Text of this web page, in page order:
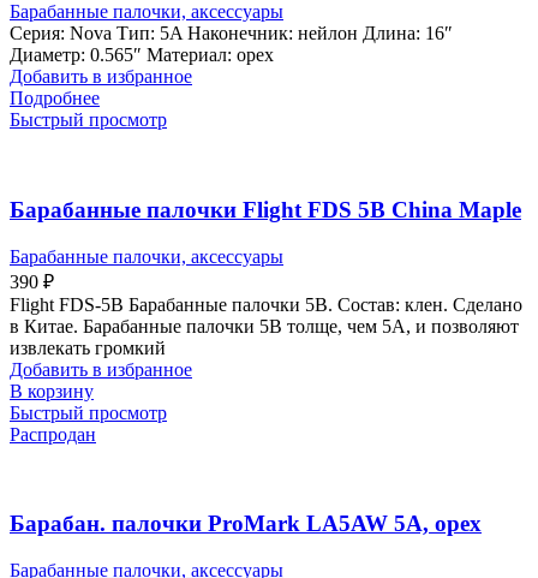
Барабанные палочки, аксессуары
Серия: Nova Тип: 5A Наконечник: нейлон Длина: 16″
Диаметр: 0.565″ Материал: орех
Добавить в избранное
Подробнее
Быстрый просмотр
Барабанные палочки Flight FDS 5B China Maple
Барабанные палочки, аксессуары
390 ₽
Flight FDS-5B Барабанные палочки 5B. Состав: клен. Сделано
в Китае. Барабанные палочки 5B толще, чем 5A, и позволяют
извлекать громкий
Добавить в избранное
В корзину
Быстрый просмотр
Распродан
Барабан. палочки ProMark LA5AW 5A, орех
Барабанные палочки, аксессуары